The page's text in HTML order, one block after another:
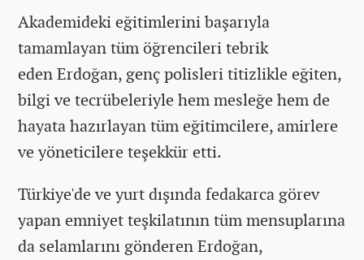
Akademideki eğitimlerini başarıyla
tamamlayan tüm öğrencileri tebrik
eden Erdoğan, genç polisleri titizlikle eğiten,
bilgi ve tecrübeleriyle hem mesleğe hem de
hayata hazırlayan tüm eğitimcilere, amirlere
ve yöneticilere teşekkür etti.
Türkiye'de ve yurt dışında fedakarca görev
yapan emniyet teşkilatının tüm mensuplarına
da selamlarını gönderen Erdoğan,